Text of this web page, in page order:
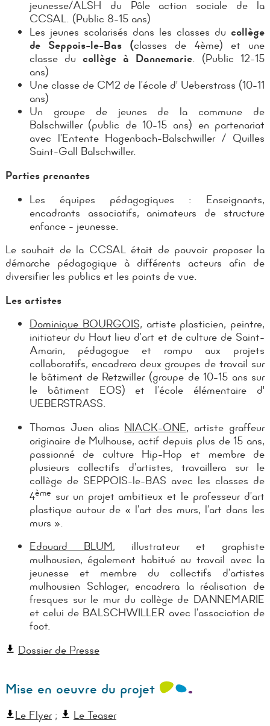
jeunesse/ALSH du Pôle action sociale de la
CCSAL. (Public 8-15 ans)
Les jeunes scolarisés dans les classes du collège
de Seppois-le-Bas (classes de 4ème) et une
classe du collège à Dannemarie. (Public 12-15
ans)
Une classe de CM2 de l’école d' Ueberstrass (10-11
ans)
Un groupe de jeunes de la commune de
Balschwiller (public de 10-15 ans) en partenariat
avec l’Entente Hagenbach-Balschwiller / Quilles
Saint-Gall Balschwiller.
Parties prenantes
Les équipes pédagogiques : Enseignants,
encadrants associatifs, animateurs de structure
enfance - jeunesse.
Le souhait de la CCSAL était de pouvoir proposer la
démarche pédagogique à différents acteurs afin de
diversifier les publics et les points de vue.
Les artistes
Dominique BOURGOIS, artiste plasticien, peintre,
initiateur du Haut lieu d’art et de culture de Saint-
Amarin, pédagogue et rompu aux projets
collaboratifs, encadrera deux groupes de travail sur
le bâtiment de Retzwiller (groupe de 10-15 ans sur
le bâtiment EOS) et l’école élémentaire d'
UEBERSTRASS.
Thomas Juen alias NIACK-ONE, artiste graffeur
originaire de Mulhouse, actif depuis plus de 15 ans,
passionné de culture Hip-Hop et membre de
plusieurs collectifs d’artistes, travaillera sur le
collège de SEPPOIS-le-BAS avec les classes de
4ème sur un projet ambitieux et le professeur d’art
plastique autour de « l’art des murs, l’art dans les
murs ».
Edouard BLUM, illustrateur et graphiste
mulhousien, également habitué au travail avec la
jeunesse et membre du collectifs d’artistes
mulhousien Schlager, encadrera la réalisation de
fresques sur le mur du collège de DANNEMARIE
et celui de BALSCHWILLER avec l’association de
foot.
Dossier de Presse
Mise en oeuvre du projet
Le Flyer; Le Teaser